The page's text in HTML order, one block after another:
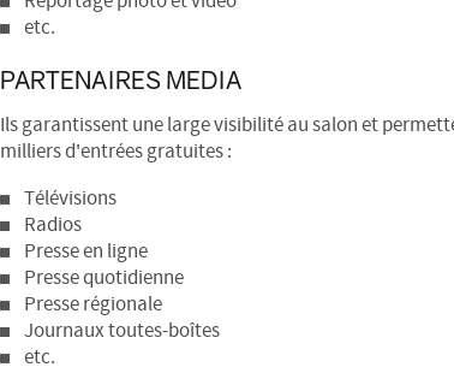
etc.
PARTENAIRES MEDIA
Ils garantissent une large visibilité au salon et
milliers d'entrées gratuites :
Télévisions
Radios
Presse en ligne
Presse quotidienne
Presse régionale
Journaux toutes-boîtes
etc.